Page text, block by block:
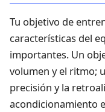
Tu objetivo de
características del
importantes. Un
volumen y el ritmo;
precisión y la
acondicionamiento